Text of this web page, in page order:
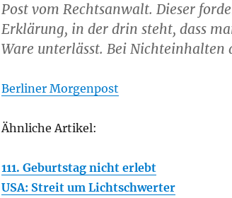
Post vom Rechtsanwalt. Dieser
Erklärung, in der drin steht, dass
Ware unterlässt. Bei Nichteinhalten
Berliner Morgenpost
Ähnliche Artikel:
111. Geburtstag nicht erlebt
USA: Streit um Lichtschwerter